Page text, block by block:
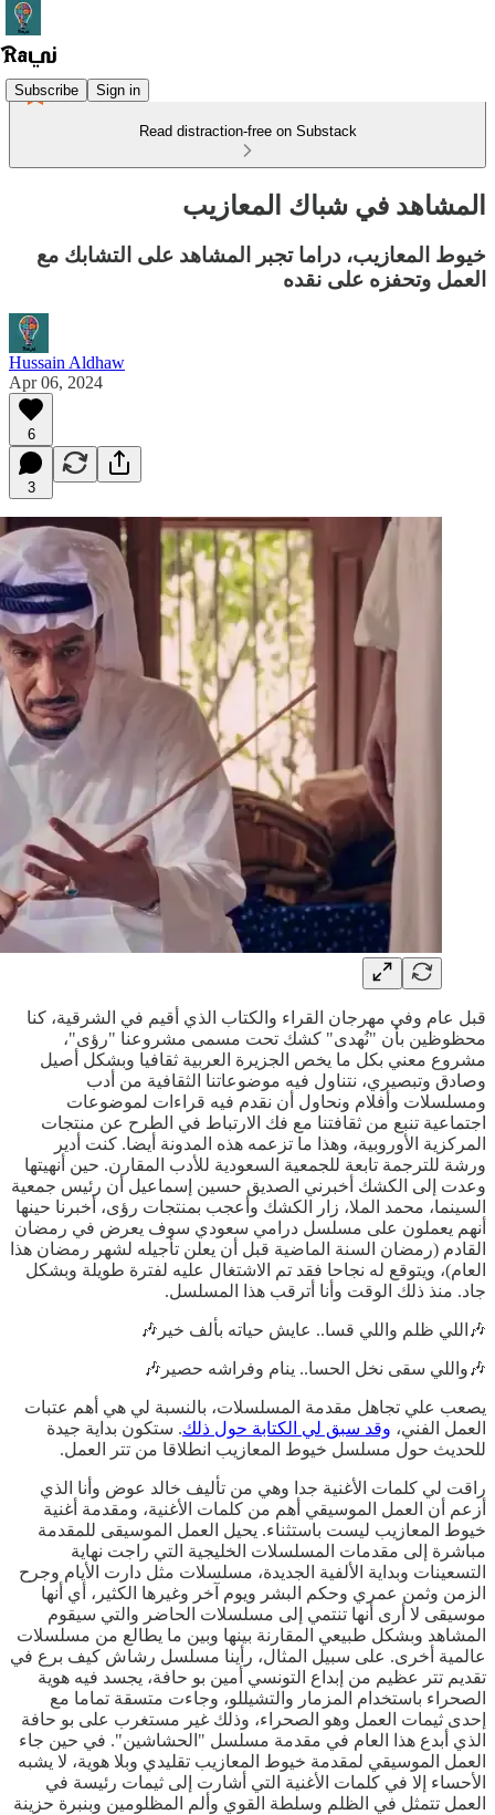
Subscribe Sign in
Read distraction-free on Substack
المشاهد في شباك المعازيب
خيوط المعازيب، دراما تجبر المشاهد على التشابك مع
العمل وتحفزه على نقده
Hussain Aldhaw
Apr 06, 2024
6
3
قبل عام وفي مهرجان القراء والكتاب الذي أقيم في الشرقية، كنا
محظوظين بأن "نُهدى" كشك تحت مسمى مشروعنا "رؤى"،
مشروع معني بكل ما يخص الجزيرة العربية ثقافيا وبشكل أصيل
وصادق وتبصيري، نتناول فيه موضوعاتنا الثقافية من أدب
ومسلسلات وأفلام ونحاول أن نقدم فيه قراءات لموضوعات
اجتماعية تنبع من ثقافتنا مع فك الارتباط في الطرح عن منتجات
المركزية الأوروبية، وهذا ما تزعمه هذه المدونة أيضا. كنت أدير
ورشة للترجمة تابعة للجمعية السعودية للأدب المقارن. حين أنهيتها
وعدت إلى الكشك أخبرني الصديق حسين إسماعيل أن رئيس جمعية
السينما، محمد الملا، زار الكشك وأعجب بمنتجات رؤى، أخبرنا حينها
أنهم يعملون على مسلسل درامي سعودي سوف يعرض في رمضان
القادم (رمضان السنة الماضية قبل أن يعلن تأجيله لشهر رمضان هذا
العام)، ويتوقع له نجاحا فقد تم الاشتغال عليه لفترة طويلة وبشكل
جاد. منذ ذلك الوقت وأنا أترقب هذا المسلسل.
🎶اللي ظلم واللي قسا.. عايش حياته بألف خير🎶
🎶واللي سقى نخل الحسا.. ينام وفراشه حصير🎶
يصعب علي تجاهل مقدمة المسلسلات، بالنسبة لي هي أهم عتبات
العمل الفني، وقد سبق لي الكتابة حول ذلك. ستكون بداية جيدة
للحديث حول مسلسل خيوط المعازيب انطلاقا من تتر العمل.
راقت لي كلمات الأغنية جدا وهي من تأليف خالد عوض وأنا الذي
أزعم أن العمل الموسيقي أهم من كلمات الأغنية، ومقدمة أغنية
خيوط المعازيب ليست باستثناء. يحيل العمل الموسيقى للمقدمة
مباشرة إلى مقدمات المسلسلات الخليجية التي راجت نهاية
التسعينات وبداية الألفية الجديدة، مسلسلات مثل دارت الأيام وجرح
الزمن وثمن عمري وحكم البشر ويوم آخر وغيرها الكثير، أي أنها
موسيقى لا أرى أنها تنتمي إلى مسلسلات الحاضر والتي سيقوم
المشاهد وبشكل طبيعي المقارنة بينها وبين ما يطالع من مسلسلات
عالمية أخرى. على سبيل المثال، رأينا مسلسل رشاش كيف برع في
تقديم تتر عظيم من إبداع التونسي أمين بو حافة، يجسد فيه هوية
الصحراء باستخدام المزمار والتشيللو، وجاءت متسقة تماما مع
إحدى ثيمات العمل وهو الصحراء، وذلك غير مستغرب على بو حافة
الذي أبدع هذا العام في مقدمة مسلسل "الحشاشين". في حين جاء
العمل الموسيقي لمقدمة خيوط المعازيب تقليدي وبلا هوية، لا يشبه
الأحساء إلا في كلمات الأغنية التي أشارت إلى ثيمات رئيسة في
العمل تتمثل في الظلم وسلطة القوي وألم المظلومين وبنبرة حزينة